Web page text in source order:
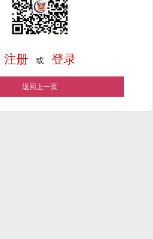
注册 或 登录
返回上一页